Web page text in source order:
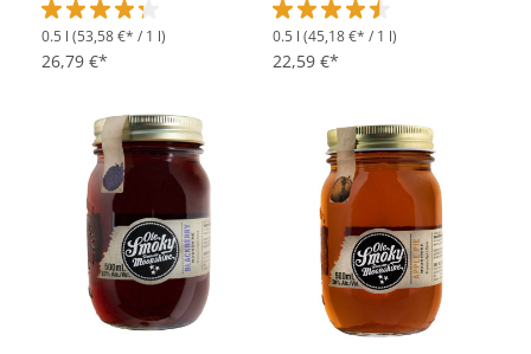
Durchschnittliche Bewertung von 4.1 von 5 Sternen
0.5 l (53,58 €* / 1 l)
26,79 €*
Durchschnittliche Bewertung
0.5 l (45,18 €* / 1 l)
22,59 €*